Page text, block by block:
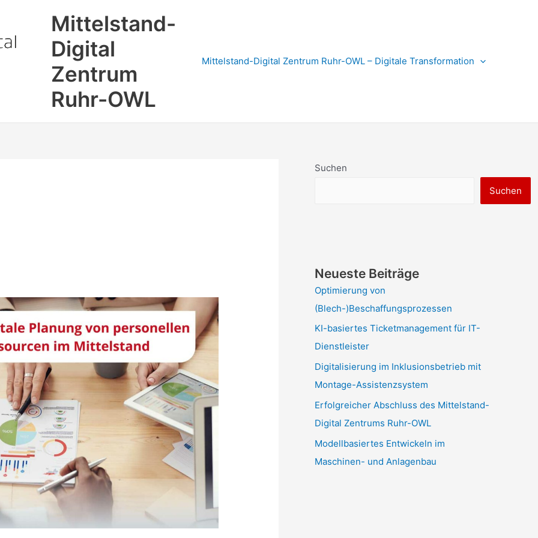
Mittelstand-
Digital
Zentrum
Ruhr-OWL
Mittelstand-Digital Zentrum Ruhr-OWL – Digitale Transformation
Suchen
Suchen
Neueste Beiträge
Optimierung von
(Blech-)Beschaffungsprozessen
KI-basiertes Ticketmanagement für IT-
Dienstleister
Digitalisierung im Inklusionsbetrieb mit
Montage-Assistenzsystem
Erfolgreicher Abschluss des Mittelstand-
Digital Zentrums Ruhr-OWL
Modellbasiertes Entwickeln im
Maschinen- und Anlagenbau